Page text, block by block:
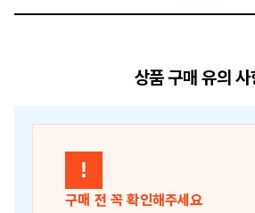
상품 구매 유의 사
!
구매 전 꼭 확인해주세요